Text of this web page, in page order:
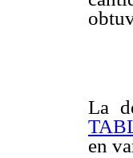
La
en